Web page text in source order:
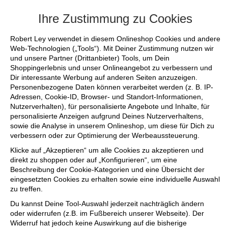
Ihre Zustimmung zu Cookies
Robert Ley verwendet in diesem Onlineshop Cookies und andere
Web-Technologien („Tools“). Mit Deiner Zustimmung nutzen wir
und unsere Partner (Drittanbieter) Tools, um Dein
Shoppingerlebnis und unser Onlineangebot zu verbessern und
Dir interessante Werbung auf anderen Seiten anzuzeigen.
Personenbezogene Daten können verarbeitet werden (z. B. IP-
Adressen, Cookie-ID, Browser- und Standort-Informationen,
Nutzerverhalten), für personalisierte Angebote und Inhalte, für
personalisierte Anzeigen aufgrund Deines Nutzerverhaltens,
sowie die Analyse in unserem Onlineshop, um diese für Dich zu
verbessern oder zur Optimierung der Werbeaussteuerung.
Klicke auf „Akzeptieren“ um alle Cookies zu akzeptieren und
direkt zu shoppen oder auf „Konfigurieren“, um eine
Beschreibung der Cookie-Kategorien und eine Übersicht der
eingesetzten Cookies zu erhalten sowie eine individuelle Auswahl
zu treffen.
Du kannst Deine Tool-Auswahl jederzeit nachträglich ändern
oder widerrufen (z.B. im Fußbereich unserer Webseite). Der
Widerruf hat jedoch keine Auswirkung auf die bisherige